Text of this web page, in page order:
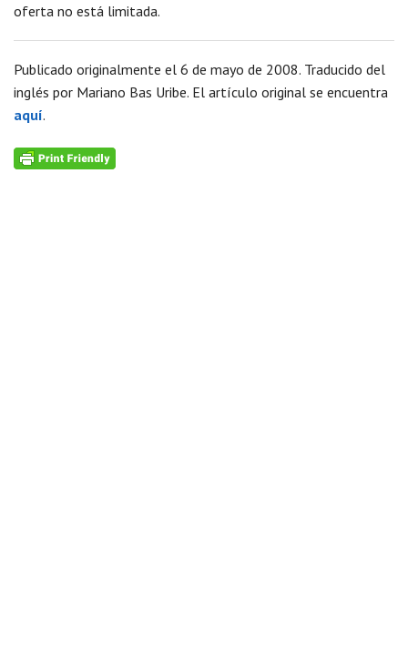
oferta no está limitada.
Publicado originalmente el 6 de mayo de 2008. Traducido del
inglés por Mariano Bas Uribe. El artículo original se encuentra
aquí.